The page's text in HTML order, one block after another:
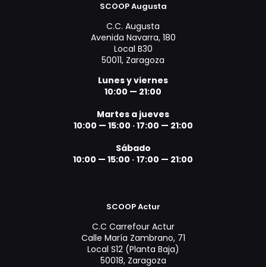
SCOOP Augusta
C.C. Augusta
Avenida Navarra, 180
Local B30
50011, Zaragoza
Lunes y viernes
10:00 — 21:00
Martes a jueves
10:00 — 15:00 ·17:00 — 21:00
Sábado
10:00 — 15:00 · 17:00 — 21:00
SCOOP Actur
C.C Carrefour Actur
Calle María Zambrano, 71
Local S12 (Planta Baja)
50018, Zaragoza